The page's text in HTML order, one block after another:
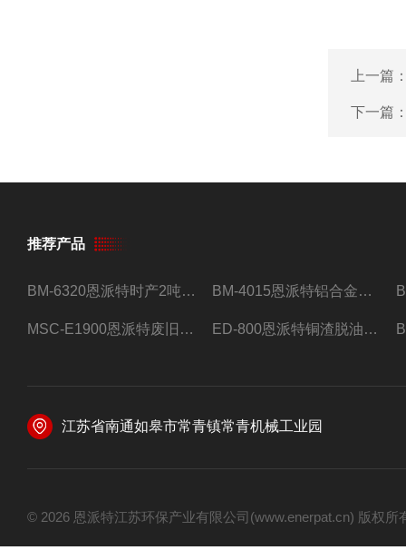
上一篇
下一篇
推荐产品
BM-6320恩派特时产2吨合金钢屑压饼机 BM-4015恩派特铝合金屑压饼机 脱油效果好
MSC-E1900恩派特废旧锂电池极片破碎处理设备 ED-800恩派特铜渣脱油机废铜屑铝屑甩油机
江苏省南通如皋市常青镇常青机械工业园
© 2026 恩派特江苏环保产业有限公司(www.enerpat.cn) 版权